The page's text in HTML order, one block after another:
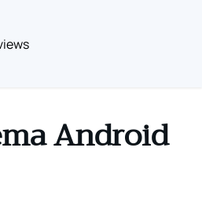
Android